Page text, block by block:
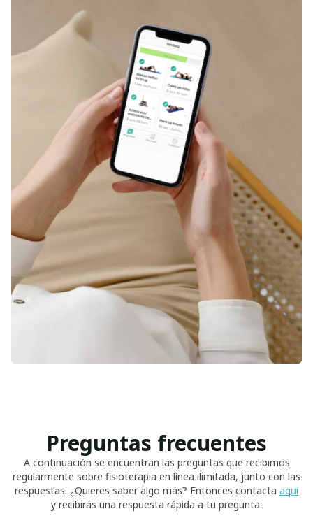
Preguntas frecuentes
A continuación se encuentran las preguntas que recibimos
regularmente sobre fisioterapia en línea ilimitada, junto con las
respuestas. ¿Quieres saber algo más? Entonces contacta aquí
y recibirás una respuesta rápida a tu pregunta.